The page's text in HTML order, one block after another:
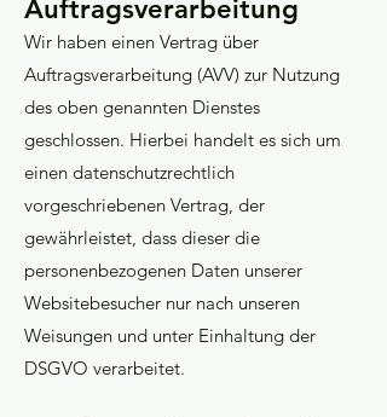
Auftragsverarbeitung
Wir haben einen Vertrag über
Auftragsverarbeitung (AVV) zur Nutzung
des oben genannten Dienstes
geschlossen. Hierbei handelt es sich um
einen datenschutzrechtlich
vorgeschriebenen Vertrag, der
gewährleistet, dass dieser die
personenbezogenen Daten unserer
Websitebesucher nur nach unseren
Weisungen und unter Einhaltung der
DSGVO verarbeitet.